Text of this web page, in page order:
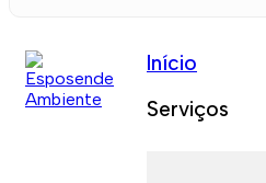
Início
Serviços